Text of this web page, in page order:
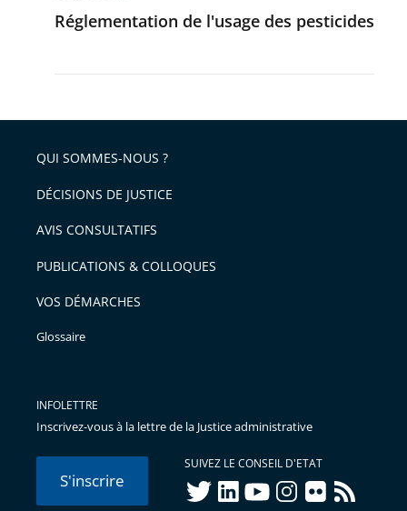
Réglementation de l'usage des pesticides
QUI SOMMES-NOUS ?
DÉCISIONS DE JUSTICE
AVIS CONSULTATIFS
PUBLICATIONS & COLLOQUES
VOS DÉMARCHES
Glossaire
INFOLETTRE
Inscrivez-vous à la lettre de la Justice administrative
S'inscrire
SUIVEZ LE CONSEIL D'ETAT
twitterlinkedInyoutubeinstagram
flickr rss